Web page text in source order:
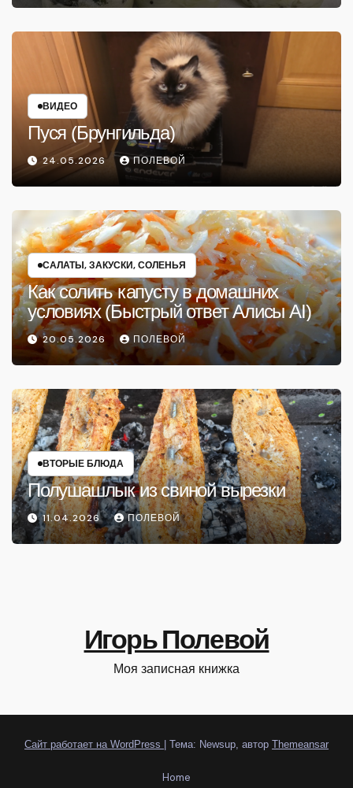
ВИДЕО
Пуся (Брунгильда)
24.05.2026 ПОЛЕВОЙ
САЛАТЫ, ЗАКУСКИ, СОЛЕНЬЯ
Как солить капусту в домашних
условиях (Быстрый ответ Алисы AI)
20.05.2026 ПОЛЕВОЙ
ВТОРЫЕ БЛЮДА
Полушашлык из свиной вырезки
11.04.2026 ПОЛЕВОЙ
Игорь Полевой
Моя записная книжка
Сайт работает на WordPress | Тема: Newsup, автор Themeansar
Home